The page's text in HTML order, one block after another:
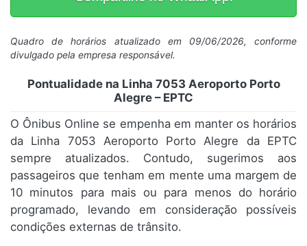
Quadro de horários atualizado em 09/06/2026, conforme
divulgado pela empresa responsável.
Pontualidade na Linha 7053 Aeroporto Porto
Alegre – EPTC
O Ônibus Online se empenha em manter os horários
da Linha 7053 Aeroporto Porto Alegre da EPTC
sempre atualizados. Contudo, sugerimos aos
passageiros que tenham em mente uma margem de
10 minutos para mais ou para menos do horário
programado, levando em consideração possíveis
condições externas de trânsito.